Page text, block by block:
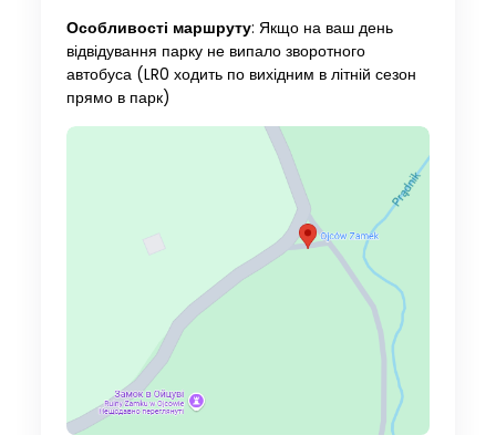
Особливості маршруту: Якщо на ваш день
відвідування парку не випало зворотного
автобуса (LR0 ходить по вихідним в літній сезон
прямо в парк)